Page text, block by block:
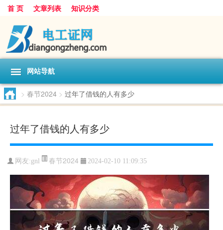
首 页 文章列表 知识分类
网站导航
> 春节2024 > 过年了借钱的人有多少
过年了借钱的人有多少
网友:gnl 春节2024 2024-02-10 11:09:35